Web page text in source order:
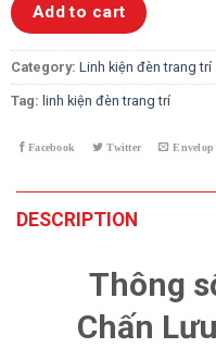
Add to cart
Category: Linh kiện đèn trang trí
Tag: linh kiện đèn trang trí
DESCRIPTION
Thông
Chấn